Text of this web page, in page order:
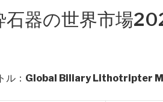
石器の世界市場
ル： Global Biliary Lithotripter